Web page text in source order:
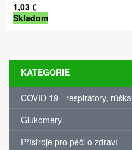
1,03 €
Skladom
KATEGORIE
COVID 19 - respirátory, rúška
Glukomery
Přístroje pro péči o zdraví